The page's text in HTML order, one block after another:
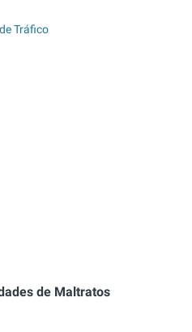
Tráfico
de Maltratos